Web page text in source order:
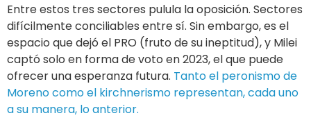
Entre estos tres sectores pulula la oposición. Sectores
difícilmente conciliables entre sí. Sin embargo, es el
espacio que dejó el PRO (fruto de su ineptitud), y Milei
captó solo en forma de voto en 2023, el que puede
ofrecer una esperanza futura. Tanto el peronismo de
Moreno como el kirchnerismo representan, cada uno
a su manera, lo anterior.